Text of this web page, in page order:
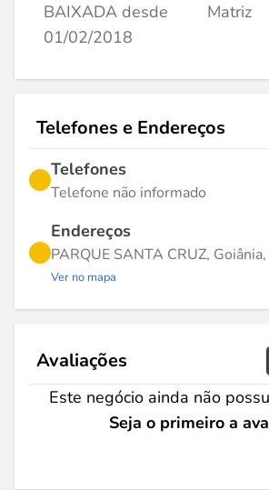
BAIXADA desde
01/02/2018
Matriz
Telefones e Endereços
Telefones
Telefone não informado
Endereços
PARQUE SANTA CRUZ,
Ver no mapa
Avaliações
Este negócio ainda não
Seja o primeiro a